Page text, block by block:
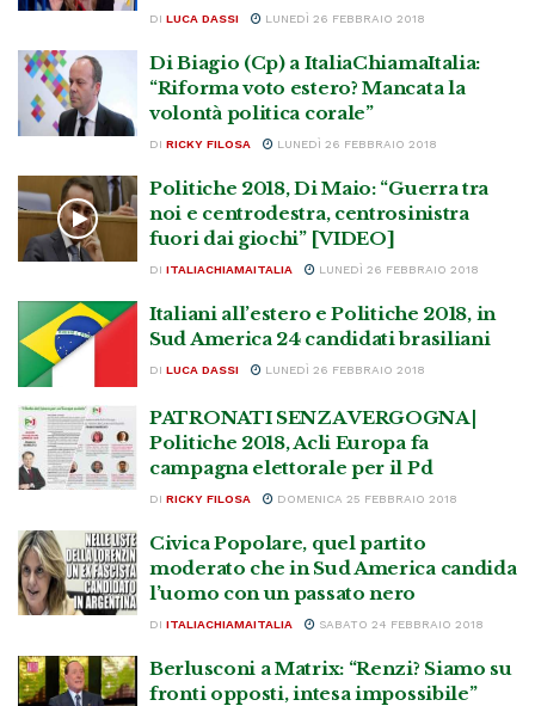
DI LUCA DASSI LUNEDÌ 26 FEBBRAIO 2018
Di Biagio (Cp) a ItaliaChiamaItalia:
“Riforma voto estero? Mancata la
volontà politica corale”
DI RICKY FILOSA LUNEDÌ 26 FEBBRAIO 2018
Politiche 2018, Di Maio: “Guerra tra
noi e centrodestra, centrosinistra
fuori dai giochi” [VIDEO]
DI ITALIACHIAMAITALIA LUNEDÌ 26 FEBBRAIO 2018
Italiani all’estero e Politiche 2018, in
Sud America 24 candidati brasiliani
DI LUCA DASSI LUNEDÌ 26 FEBBRAIO 2018
PATRONATI SENZA VERGOGNA |
Politiche 2018, Acli Europa fa
campagna elettorale per il Pd
DI RICKY FILOSA DOMENICA 25 FEBBRAIO 2018
Civica Popolare, quel partito
moderato che in Sud America candida
l’uomo con un passato nero
DI ITALIACHIAMAITALIA SABATO 24 FEBBRAIO 2018
Berlusconi a Matrix: “Renzi? Siamo su
fronti opposti, intesa impossibile”